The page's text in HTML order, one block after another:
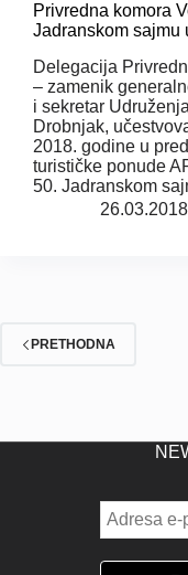
Privredna komora
Jadranskom sajmu
Delegacija
– zamenik
i sekretar
Drobnjak,
2018. godine u
turističke ponude
50. Jadranskom
26.03.2018
PRETHODNA